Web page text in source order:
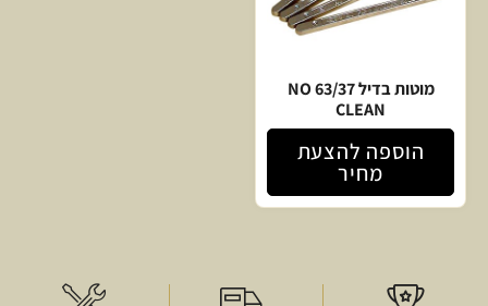
מוטות בדיל 63/37 NO
CLEAN
הוספה להצעת
מחיר